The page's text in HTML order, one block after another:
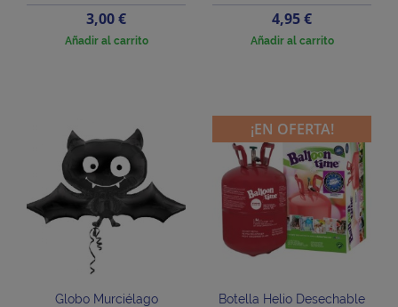
Precio
3,00 €
Añadir al carrito
Precio
4,95 €
Añadir al carrito
Globo Murciélago
Botella Helio Desechable
¡EN OFERTA!